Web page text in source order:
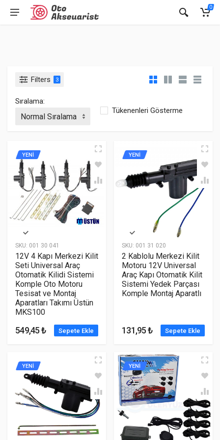
0
Filters 3
Sıralama:
Tükenenleri Gösterme
SKU: 001 30 041
YENİ
12V 4 Kapı Merkezi Kilit
Seti Universal Araç
Otomatik Kilidi Sistemi
Komple Oto Motoru
Tesisat ve Montaj
Aparatları Takımı Üstün
MKS100
549,45 ₺ Sepete Ekle
SKU: 001 31 020
YENİ
2 Kablolu Merkezi Kilit
Motoru 12V Universal
Araç Kapı Otomatik Kilit
Sistemi Yedek Parçası
Komple Montaj Aparatlı
131,95 ₺ Sepete Ekle
YENİ YENİ